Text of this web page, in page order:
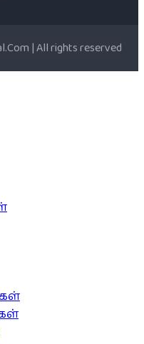
| All rights reserved